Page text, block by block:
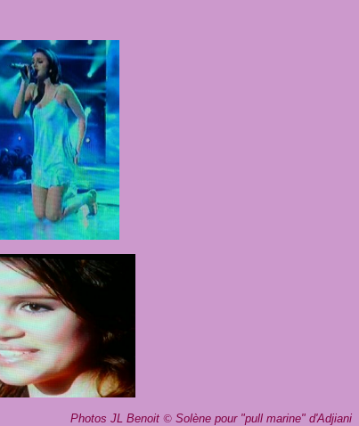
Photos JL Benoit © Solène pour "pull marine" d'Adjiani